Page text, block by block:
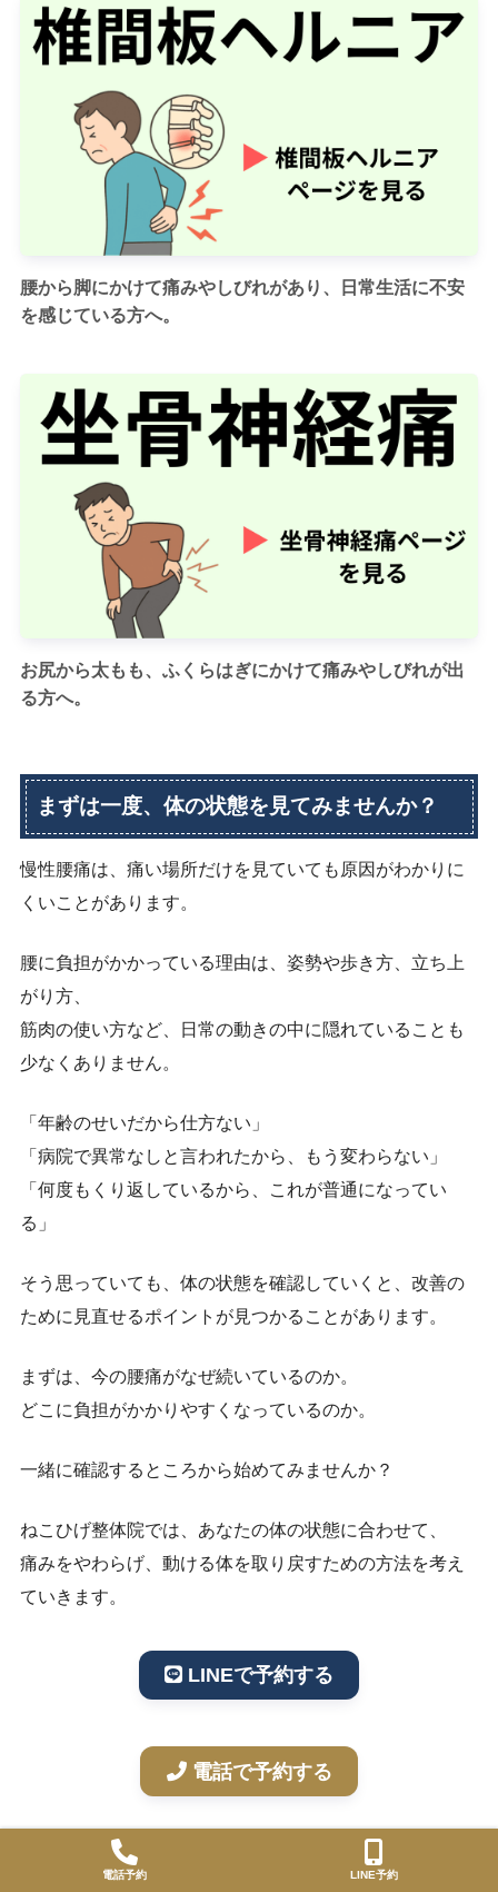
腰から脚にかけて痛みやしびれがあり、日常生活に不安
を感じている方へ。
お尻から太もも、ふくらはぎにかけて痛みやしびれが出
る方へ。
まずは一度、体の状態を見てみませんか？
慢性腰痛は、痛い場所だけを見ていても原因がわかりに
くいことがあります。
腰に負担がかかっている理由は、姿勢や歩き方、立ち上
がり方、
筋肉の使い方など、日常の動きの中に隠れていることも
少なくありません。
「年齢のせいだから仕方ない」
「病院で異常なしと言われたから、もう変わらない」
「何度もくり返しているから、これが普通になってい
る」
そう思っていても、体の状態を確認していくと、改善の
ために見直せるポイントが見つかることがあります。
まずは、今の腰痛がなぜ続いているのか。
どこに負担がかかりやすくなっているのか。
一緒に確認するところから始めてみませんか？
ねこひげ整体院では、あなたの体の状態に合わせて、
痛みをやわらげ、動ける体を取り戻すための方法を考え
ていきます。
LINEで予約する
電話で予約する
電話予約 LINE予約